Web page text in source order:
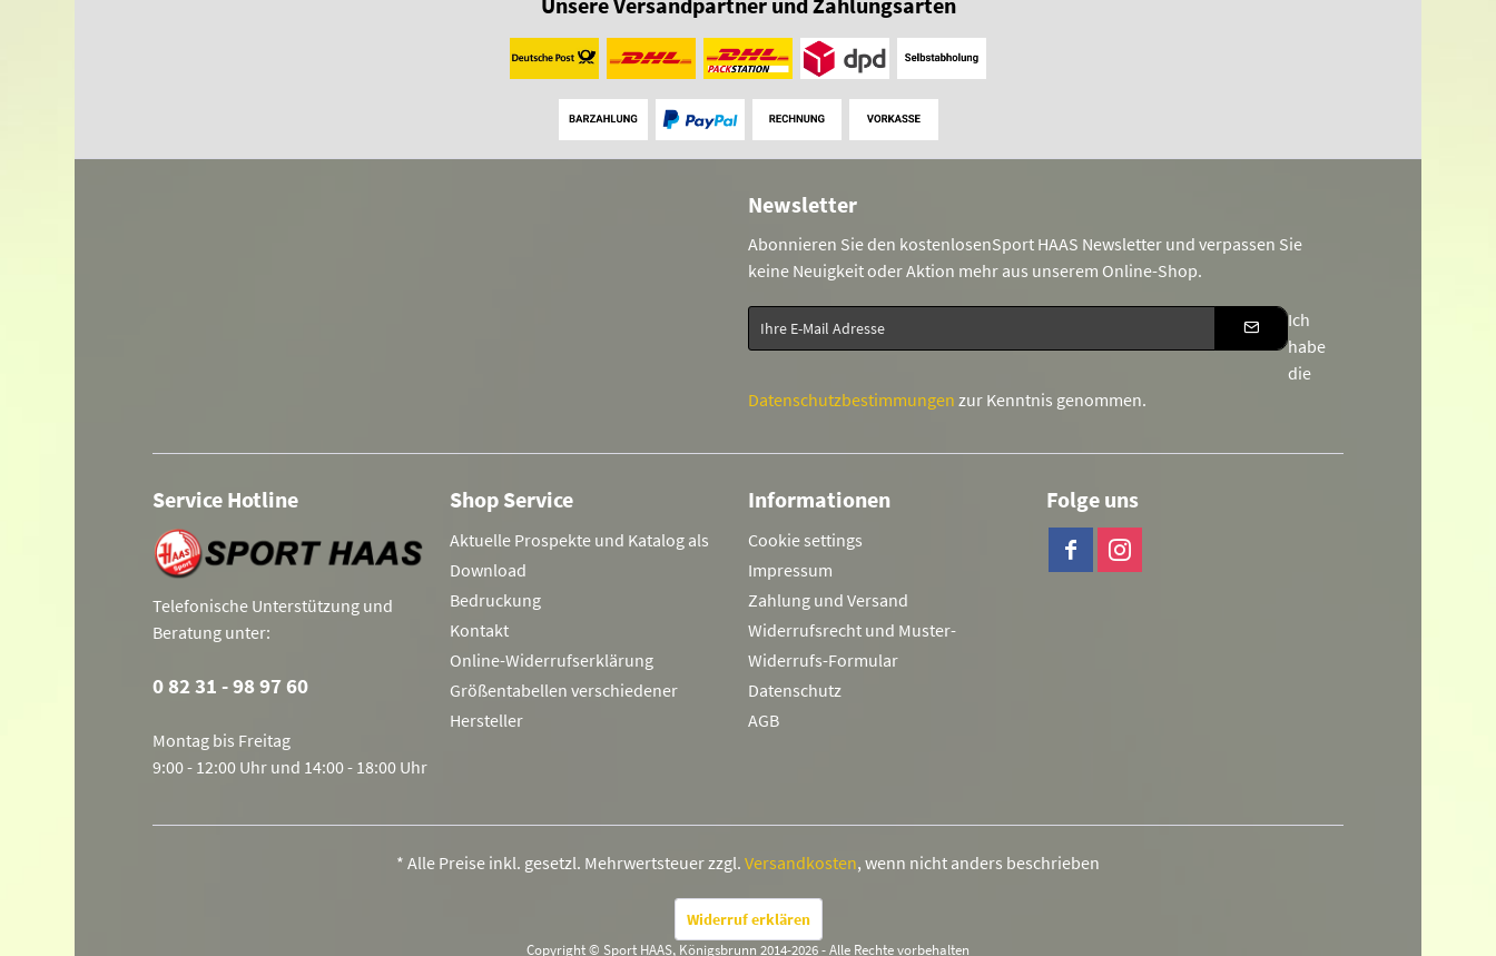
Newsletter
Abonnieren Sie den kostenlosenSport HAAS Newsletter und verpassen Sie
keine Neuigkeit oder Aktion mehr aus unserem Online-Shop.
Ich
habe
die
Datenschutzbestimmungen zur Kenntnis genommen.
Service Hotline
Telefonische Unterstützung und
Beratung unter:
0 82 31 - 98 97 60
Montag bis Freitag
9:00 - 12:00 Uhr und 14:00 - 18:00 Uhr
Shop Service
Aktuelle Prospekte und Katalog als
Download
Bedruckung
Kontakt
Online-Widerrufserklärung
Größentabellen verschiedener
Hersteller
Informationen
Cookie settings
Impressum
Zahlung und Versand
Widerrufsrecht und Muster-
Widerrufs-Formular
Datenschutz
AGB
Folge uns
* Alle Preise inkl. gesetzl. Mehrwertsteuer zzgl. Versandkosten, wenn nicht anders beschrieben
Widerruf erklären
Copyright © Sport HAAS, Königsbrunn 2014-2026 - Alle Rechte vorbehalten